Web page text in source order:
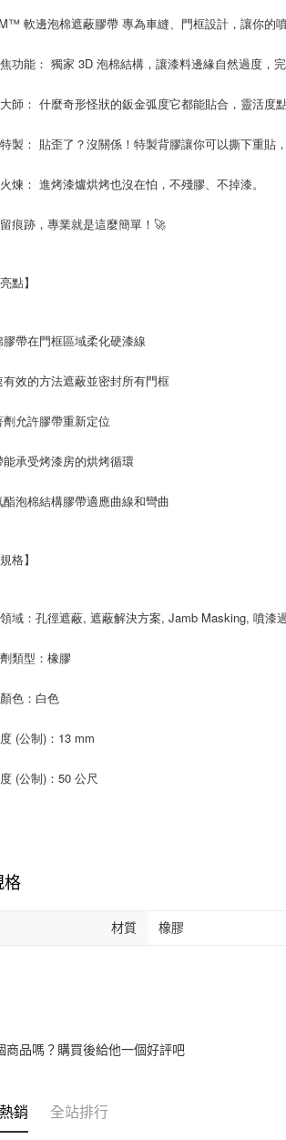
軟邊泡棉遮蔽膠帶 專為車縫、門框設計，讓你的
功能： 獨家 3D 泡棉結構，讓漆料邊緣自然過度，
師： 什麼奇形怪狀的鈑金弧度它都能貼合，靈活度點
製： 貼歪了？沒關係！特製背膠讓你可以撕下重貼
煉： 進烤漆爐烘烤也沒在怕，不殘膠、不掉漆。
痕跡，專業就是這麼簡單！🚀
點】
帶在門框區域柔化硬漆線
效的方法遮蔽並密封所有門框
允許膠帶重新定位
承受烤漆房的烘烤循環
泡棉結構膠帶適應曲線和彎曲
格】
域：孔徑遮蔽, 遮蔽解決方案, Jamb Masking, 噴漆
類型：橡膠
色：白色
(公制)：13 mm
(公制)：50 公尺
格
材質 橡膠
商品嗎？購買後給他一個好評吧
銷 全站排行